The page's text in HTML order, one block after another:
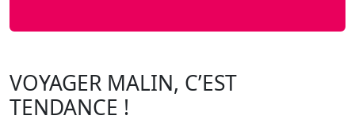
VOYAGER MALIN, C’EST
TENDANCE !